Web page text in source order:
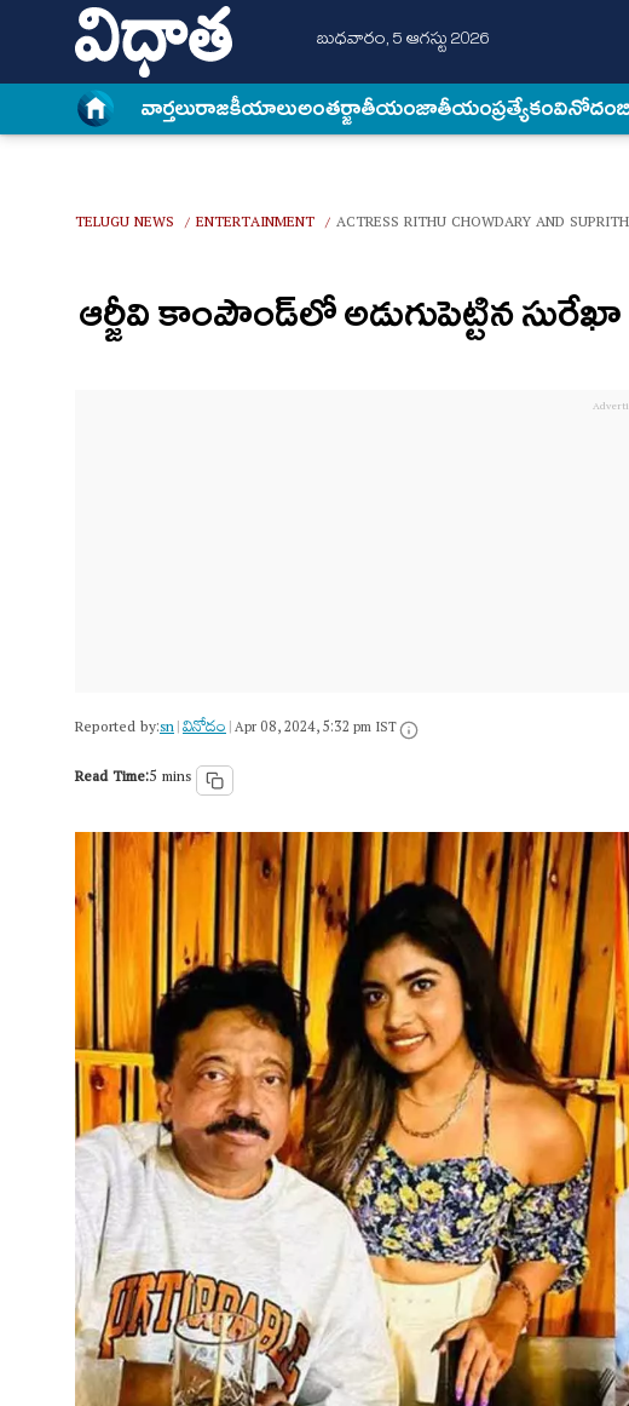
బుధవారం, 5 ఆగస్టు 2026
వార్త‌లురాజకీయాలుఅంత‌ర్జాతీయంజాతీయంప్రత్యేకంవినోదం
TELUGU NEWS / ENTERTAINMENT / ACTRESS RITHU CHOWDARY AND
ఆర్జీవి కాంపౌండ్‌లో అడుగుపెట్టిన సురేఖా
Reported by:sn|వినోదం|Apr 08, 2024, 5:32 pm IST
Read Time:5 mins